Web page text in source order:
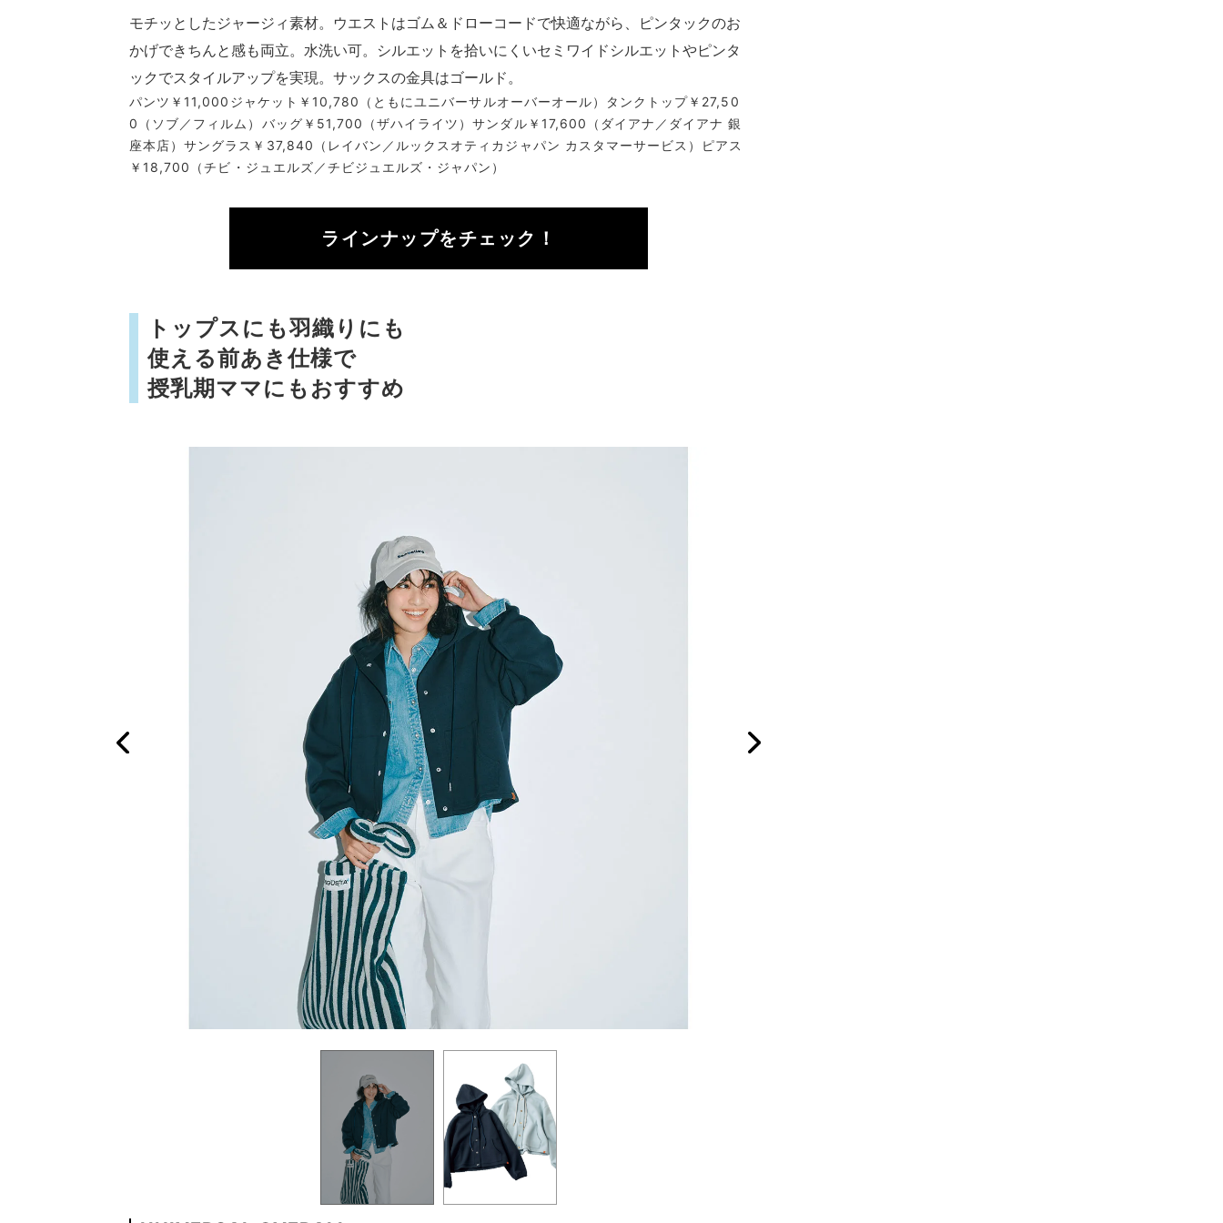
モチッとしたジャージィ素材。ウエストはゴム＆ドローコードで快適ながら、ピンタックのお
かげできちんと感も両立。水洗い可。シルエットを拾いにくいセミワイドシルエットやピンタ
ックでスタイルアップを実現。サックスの金具はゴールド。
パンツ￥11,000ジャケット￥10,780（ともにユニバーサルオーバーオール）タンクトップ￥27,50
0（ソブ／フィルム）バッグ￥51,700（ザハイライツ）サンダル￥17,600（ダイアナ／ダイアナ 銀
座本店）サングラス￥37,840（レイバン／ルックスオティカジャパン カスタマーサービス）ピアス
￥18,700（チビ・ジュエルズ／チビジュエルズ・ジャパン）
ラインナップをチェック！
トップスにも羽織りにも
使える前あき仕様で
授乳期ママにもおすすめ